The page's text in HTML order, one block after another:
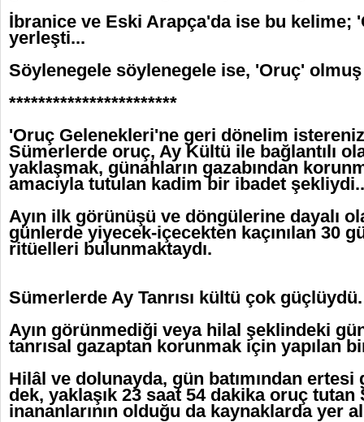
İbranice ve Eski Arapça'da ise bu kelime;
yerleşti...
Söylenegele söylenegele ise, 'Oruç'
***********************
'Oruç Gelenekleri'ne geri dönelim
Sümerlerde oruç, Ay Kültü ile bağlantılı
yaklaşmak, günahların gazabından
amacıyla tutulan kadim bir ibadet
Ayın ilk görünüşü ve döngülerine dayalı
günlerde yiyecek-içecekten kaçınılan 30
ritüelleri bulunmaktaydı.
Sümerlerde Ay Tanrısı kültü çok güçlüydü.
Ayın görünmediği veya hilal şeklindeki
tanrısal gazaptan korunmak için yapılan
Hilâl ve dolunayda, gün batımından ertesi
dek, yaklaşık 23 saat 54 dakika oruç tutan
inananlarının olduğu da kaynaklarda yer